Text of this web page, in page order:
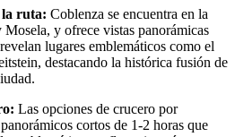
la ruta: Coblenza se encuentra en la
y ofrece vistas panorámicas
lugares emblemáticos como el
destacando la histórica fusión de
Las opciones de crucero por
cortos de 1-2 horas que